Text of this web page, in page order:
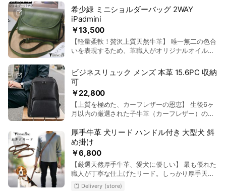
ホ、長財布、モバイルバッテリーなど日常物が一
杯収納！通勤や普段のお出掛けなど
の大容量の収納力 16インチPCやA4ファイル、折
畳み傘、ペットボトルなど出張や外回り、資料の
持ち運びにも最適な大容量設計。 TIDING(タイデ
ィング) 日本商標 第 5862355号 第18類 鞄、財
布 【ブランド】TIDING【品番】P1605THZ 【素
材】天然牛革【カラー】ブラック 【サイズ】横
【ショルダーストラップ】調節可:84cm〜134cm
幅3.5cm 【収納サイズ】16インチPC、11インチ
iPad、折畳み傘、ペットボトル、長財布など収納
可能 【仕様】バックポケット×1(内部:ペン挿し
×3、小物入れ×2)、 メインポケット(内部:クッシ
ョン付きPC収納ポケット×1、小物入れポケット
￥13,500
希少緑 ミニショルダーバッグ 2WAY
iPadmini
【軽量柔軟！贅沢上質天然牛革】 唯一無二の色合
いを表現するため、革職人がオリジナルオイルを
より、濃淡のある独創的な色合いと斬新さを与え
ています。滑らかな表面と柔かく特徴なので肌触
りがとても良いです。 【着脱可本革ショルダース
トラップ】ショルダーストラップまで本体と同じ
く天然牛革素材を贅沢採用され、天然牛革ソフト
の質感が毎日お楽しめる。 【上質YKKジッパー】
に開閉できる。長時間で使用しても壊れるなどご
心配をいりません。 【見た目以上の収納力】スマ
ホ、カード、パスポート、お釣り、モバイルバッ
テリーなど日常物が一杯収納！まさにお出掛けの
相棒だ。 TIDING(タイディング) 日本商標登録
第 5862355号 第18類 鞄、財布 【製品情報】
【素材】天然牛革、【カラー】グリーン色、【サ
￥22,800
ビジネスリュック メンズ 本革 15.6PC 収納
可
【上質を極めた、カーフレザーの恩恵】 生後6ヶ
月以内の厳選された子牛革（カーフレザー）のみ
メインコンパートメントには最大15.6インチのノ
ートPCが収納可能。前面のファスナーポケット
は、スマートフォンなど、頻繁に出し入れする小
物の収納に便利です。内部には豊富なポケット
（カード入れ、ペン挿し、小物ポケット等）を備
え、A4ファイルやPC周辺機器などもすっきりと
整理できます。ビジネスシーンから日常使いま
￥6,800
厚手牛革 犬リード ハンドル付き 大型犬 斜
め掛け
【厳選天然厚手牛革、愛犬に優しい】 最も優れた
職人が丁寧な仕上げたリード。しっかり厚手天然
牛革、シワやムラなど牛革自然素材の独特風合い
がビンテージを演出！植物タンニン鞣し革の自然
Delivery (store)